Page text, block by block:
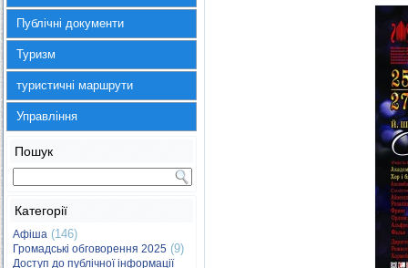
Публічні документи
Туризм
туристичні маршрути
Управління
Пошук
Категорії
Афіша (146)
Громадські обговорення 2025 (9)
Доступ до публічної інформації